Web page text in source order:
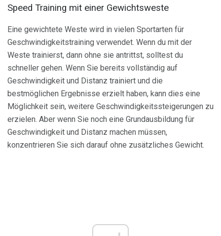
Speed ​​Training mit einer Gewichtsweste
Eine gewichtete Weste wird in vielen Sportarten für
Geschwindigkeitstraining verwendet. Wenn du mit der
Weste trainierst, dann ohne sie antrittst, solltest du
schneller gehen. Wenn Sie bereits vollständig auf
Geschwindigkeit und Distanz trainiert und die
bestmöglichen Ergebnisse erzielt haben, kann dies eine
Möglichkeit sein, weitere Geschwindigkeitssteigerungen zu
erzielen. Aber wenn Sie noch eine Grundausbildung für
Geschwindigkeit und Distanz machen müssen,
konzentrieren Sie sich darauf ohne zusätzliches Gewicht.